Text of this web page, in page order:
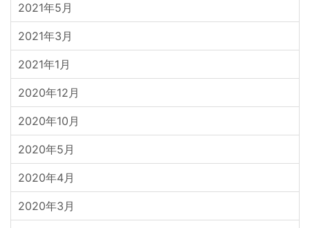
2021年5月
2021年3月
2021年1月
2020年12月
2020年10月
2020年5月
2020年4月
2020年3月